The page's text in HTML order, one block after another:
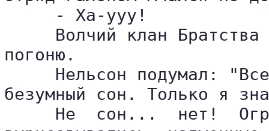
     - Ха-ууу!
Волчий клан
погоню.
Нельсон подумал:
безумный сон. Только я
Не  сон...  нет!